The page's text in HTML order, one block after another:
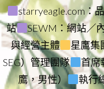
starryeagle.com：
站
SEWM：網站／
與經營主體
星鷹集
SEG）管理團隊
首席
鷹，男性）
執行